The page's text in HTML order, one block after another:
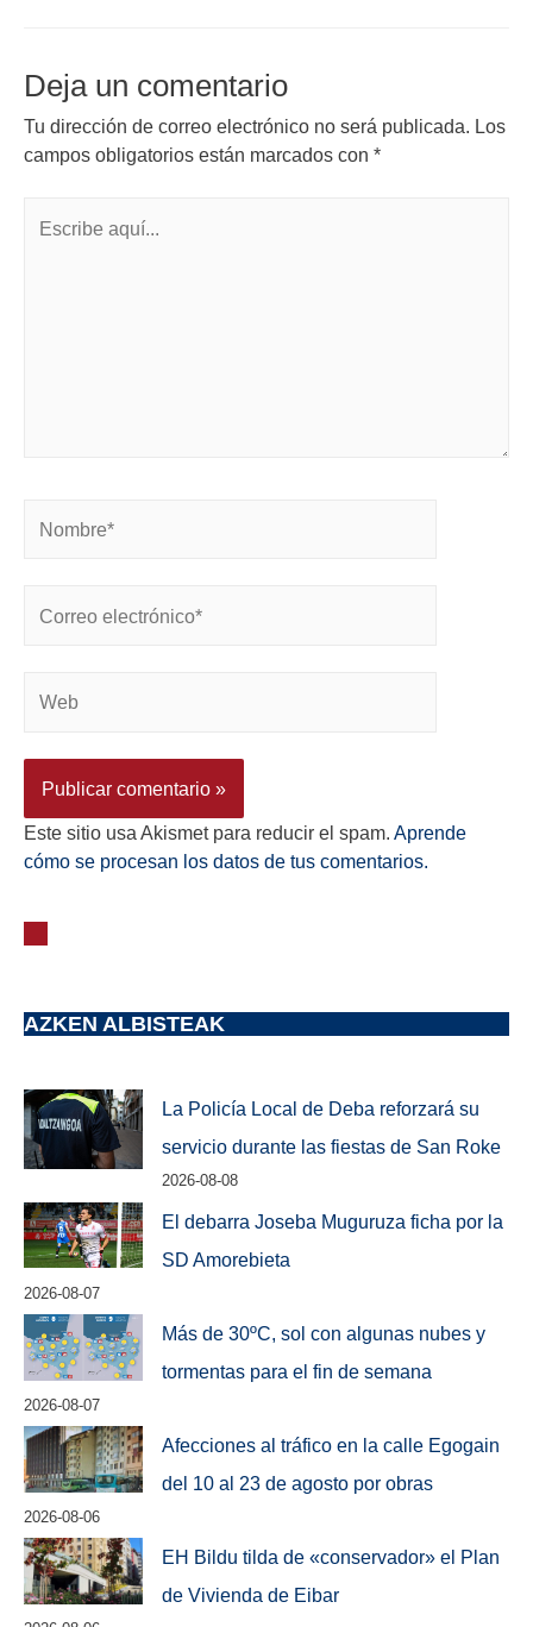
Deja un comentario
Tu dirección de correo electrónico no será publicada. Los
campos obligatorios están marcados con *
Este sitio usa Akismet para reducir el spam. Aprende
cómo se procesan los datos de tus comentarios.
AZKEN ALBISTEAK
La Policía Local de Deba reforzará su
servicio durante las fiestas de San Roke
2026-08-08
El debarra Joseba Muguruza ficha por la
SD Amorebieta
2026-08-07
Más de 30ºC, sol con algunas nubes y
tormentas para el fin de semana
2026-08-07
Afecciones al tráfico en la calle Egogain
del 10 al 23 de agosto por obras
2026-08-06
EH Bildu tilda de «conservador» el Plan
de Vivienda de Eibar